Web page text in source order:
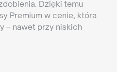
Dzięki temu
Premium w cenie, która
– nawet przy niskich